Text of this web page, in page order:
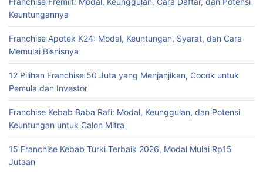
Keuntungannya
Franchise Apotek K24: Modal, Keuntungan, Syarat, dan Cara
Memulai Bisnisnya
12 Pilihan Franchise 50 Juta yang Menjanjikan, Cocok untuk
Pemula dan Investor
Franchise Kebab Baba Rafi: Modal, Keunggulan, dan Potensi
Keuntungan untuk Calon Mitra
15 Franchise Kebab Turki Terbaik 2026, Modal Mulai Rp15
Jutaan